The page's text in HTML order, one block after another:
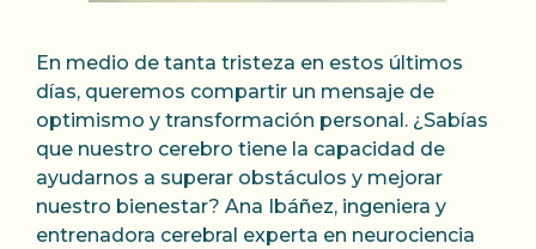
En medio de tanta tristeza en estos últimos
días, queremos compartir un mensaje de
optimismo y transformación personal. ¿Sabías
que nuestro cerebro tiene la capacidad de
ayudarnos a superar obstáculos y mejorar
nuestro bienestar? Ana Ibáñez, ingeniera y
entrenadora cerebral experta en neurociencia